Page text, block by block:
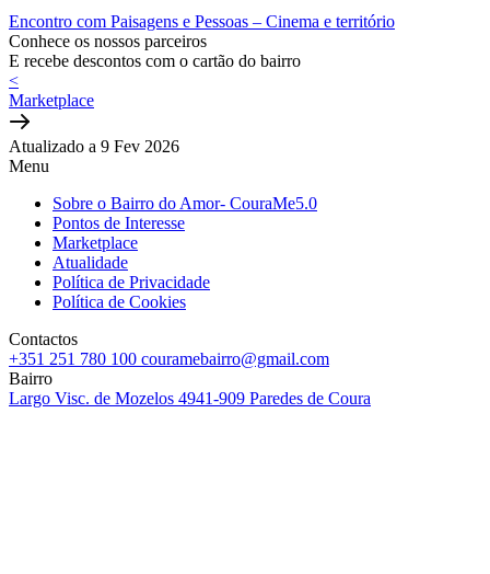
Encontro com Paisagens e Pessoas – Cinema e território
Conhece os nossos parceiros
E recebe descontos com o cartão do bairro
<
Marketplace
Atualizado a 9 Fev 2026
Menu
Sobre o Bairro do Amor- CouraMe5.0
Pontos de Interesse
Marketplace
Atualidade
Política de Privacidade
Política de Cookies
Contactos
+351 251 780 100 couramebairro@gmail.com
Bairro
Largo Visc. de Mozelos 4941-909 Paredes de Coura